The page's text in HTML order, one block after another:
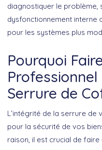
diagnostiquer le problème,
dysfonctionnement interne
pour les systèmes plus
Pourquoi
Serrure de
L’intégrité de la serrure
pour la sécurité de vos
raison, il est crucial de